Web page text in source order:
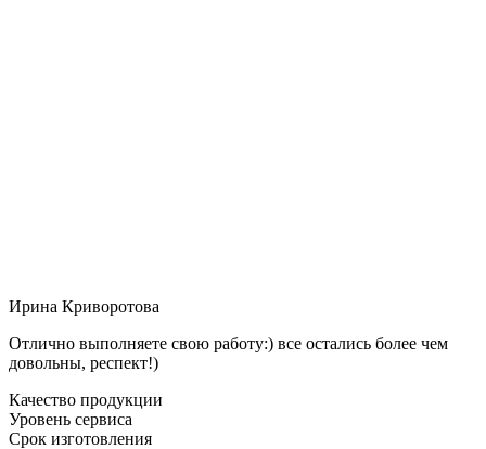
Ирина Криворотова
Отлично выполняете свою работу:) все остались более чем
довольны, респект!)
Качество продукции
Уровень сервиса
Срок изготовления